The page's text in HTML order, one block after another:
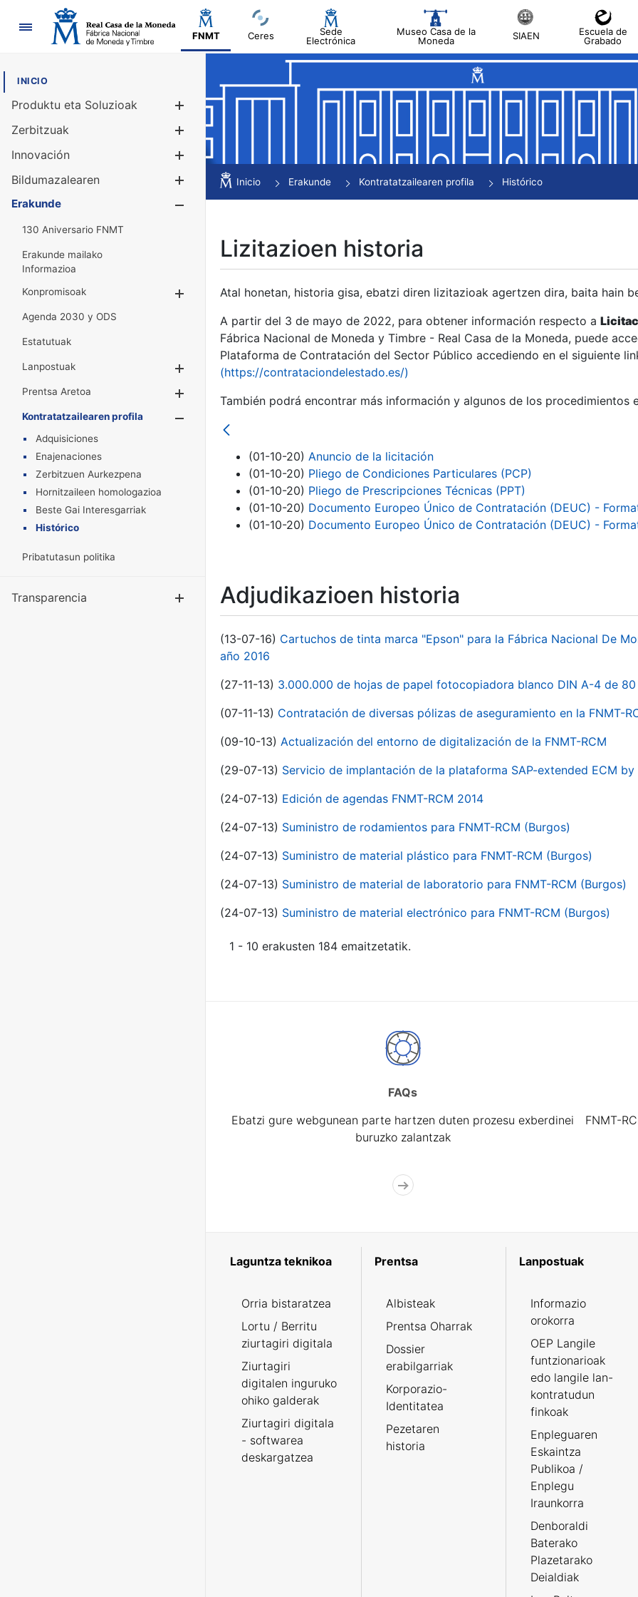
Nabigazioa
FNMT Ceres
Sede
Electrónica
Museo Casa de la
Moneda
SIAEN
Escuela de
Grabado
INICIO
Produktu eta Soluzioak
Erakutsi/Ezkutatu
Zerbitzuak
Innovación
Bildumazalearen
Erakutsi/Ezkutatu
Erakunde
130 Aniversario FNMT
Erakunde mailako
Informazioa
Konpromisoak
Erakutsi/Ezkutatu
Agenda 2030 y ODS
Estatutuak
Lanpostuak
Erakutsi/Ezkutatu
Prentsa Aretoa
Erakutsi/Ezkutatu
Kontratatzailearen profila
Adquisiciones
Enajenaciones
Zerbitzuen Aurkezpena
Hornitzaileen homologazioa
Beste Gai Interesgarriak
Histórico
Pribatutasun politika
Transparencia Erakutsi/Ezkutatu
Inicio Erakunde Kontratatzailearen profila Histórico
Lizitazioen historia
Atal honetan, historia gisa, ebatzi diren lizitazioak agertzen dira, baita hain
A partir del 3 de mayo de 2022, para obtener información respecto a
Fábrica Nacional de Moneda y Timbre - Real Casa de la Moneda, puede
Plataforma de Contratación del Sector Público accediendo en el siguiente
(https://contrataciondelestado.es/)
También podrá encontrar más información y algunos de los procedimientos
(01-10-20) Anuncio de la licitación
(01-10-20) Pliego de Condiciones Particulares (PCP)
(01-10-20) Pliego de Prescripciones Técnicas (PPT)
(01-10-20) Documento Europeo Único de Contratación (DEUC) -
(01-10-20) Documento Europeo Único de Contratación (DEUC) -
Adjudikazioen historia
(13-07-16) Cartuchos de tinta marca "Epson" para la Fábrica Nacional De
año 2016
(27-11-13) 3.000.000 de hojas de papel fotocopiadora blanco DIN A-4 de 80
(07-11-13) Contratación de diversas pólizas de aseguramiento en la FNMT-
(09-10-13) Actualización del entorno de digitalización de la FNMT-RCM
(29-07-13) Servicio de implantación de la plataforma SAP-extended ECM by
(24-07-13) Edición de agendas FNMT-RCM 2014
(24-07-13) Suministro de rodamientos para FNMT-RCM (Burgos)
(24-07-13) Suministro de material plástico para FNMT-RCM (Burgos)
(24-07-13) Suministro de material de laboratorio para FNMT-RCM (Burgos)
(24-07-13) Suministro de material electrónico para FNMT-RCM (Burgos)
1 - 10 erakusten 184 emaitzetatik.
FAQs
Ebatzi gure webgunean parte hartzen duten prozesu exberdinei
buruzko zalantzak
FNMT-
Laguntza teknikoa
Orria bistaratzea
Lortu / Berritu
ziurtagiri digitala
Ziurtagiri
digitalen inguruko
ohiko galderak
Ziurtagiri digitala
- softwarea
deskargatzea
Prentsa
Albisteak
Prentsa Oharrak
Dossier
erabilgarriak
Korporazio-
Identitatea
Pezetaren
historia
Lanpostuak
Informazio
orokorra
OEP Langile
funtzionarioak
edo langile lan-
kontratudun
finkoak
Enpleguaren
Eskaintza
Publikoa /
Enplegu
Iraunkorra
Denboraldi
Baterako
Plazetarako
Deialdiak